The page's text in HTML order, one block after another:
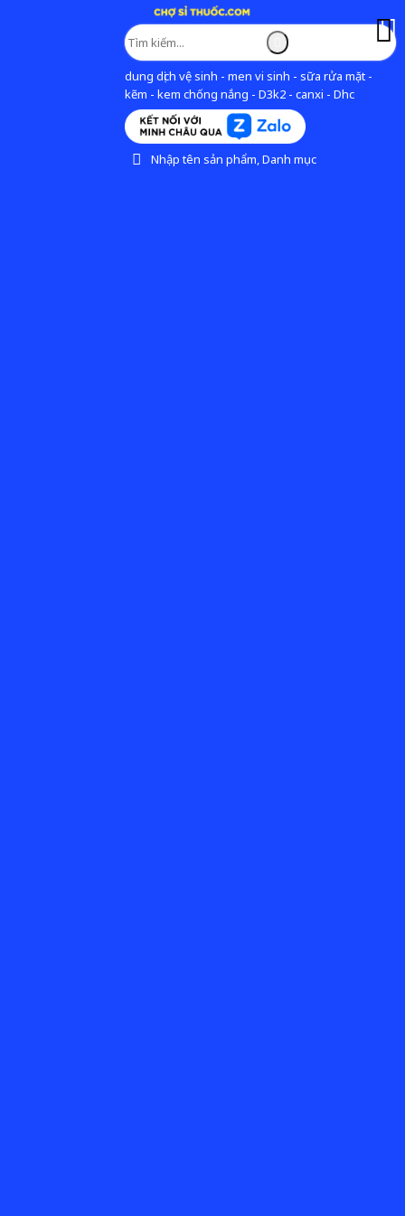
dung dịch vệ sinh - men vi sinh - sữa rửa mặt -
kẽm - kem chống nắng - D3k2 - canxi - Dhc
Nhập tên sản phẩm, Danh mục